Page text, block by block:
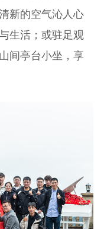
新的空气沁人心
生活；或驻足观
间亭台小坐，享